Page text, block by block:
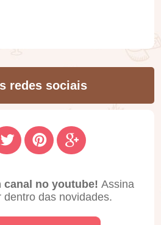
redes sociais
canal no youtube! Assina
dentro das novidades.